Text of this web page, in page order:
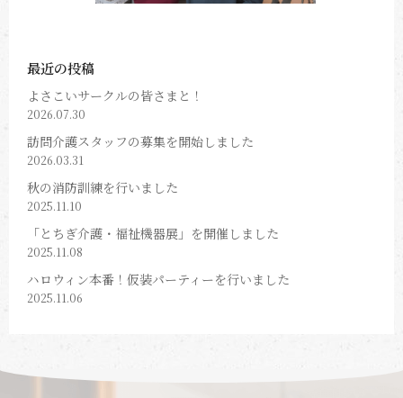
最近の投稿
よさこいサークルの皆さまと！
2026.07.30
訪問介護スタッフの募集を開始しました
2026.03.31
秋の消防訓練を行いました
2025.11.10
「とちぎ介護・福祉機器展」を開催しました
2025.11.08
ハロウィン本番！仮装パーティーを行いました
2025.11.06